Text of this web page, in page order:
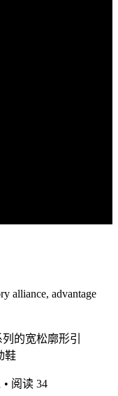
alliance, advantage
• 阅读 34